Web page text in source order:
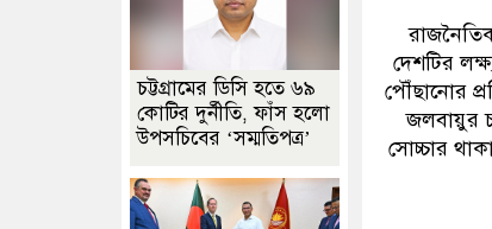
দেশটির
পৌঁছানোর
জলবায়ুর
সোচ্চার
চট্টগ্রামের ডিসি হতে ৬৯
কোটির দুর্নীতি, ফাঁস হলো
উপসচিবের ‘সম্মতিপত্র’